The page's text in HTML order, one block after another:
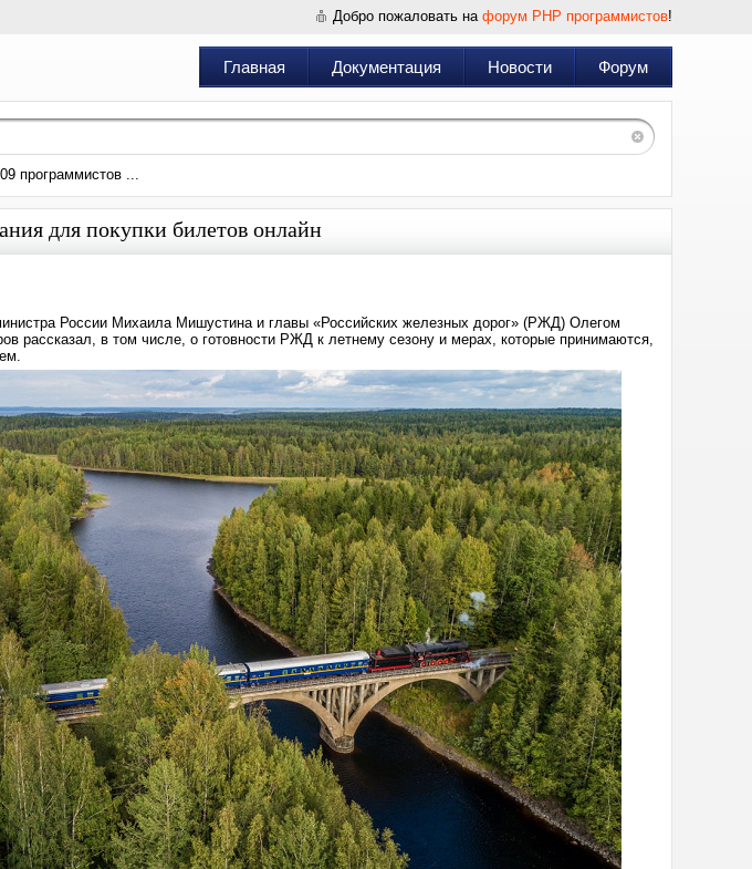
Добро пожаловать на форум PHP программистов!
Главная Документация Новости Форум
программистов ...
для покупки билетов онлайн
России Михаила Мишустина и главы «Российских железных дорог» (РЖД) Олегом
рассказал, в том числе, о готовности РЖД к летнему сезону и мерах, которые принимаются,